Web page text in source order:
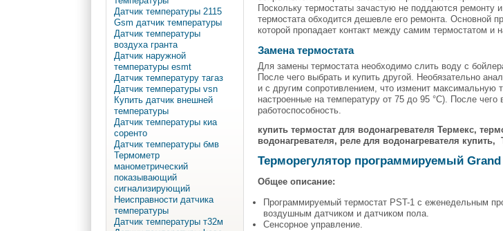
Датчик температуры 2115
Gsm датчик температуры
Датчик температуры
воздуха гранта
Датчик наружной
температуры esmt
Датчик температуру тагаз
Датчик температуры vsn
Купить датчик внешней
температуры
Датчик температуры киа
соренто
Датчик температуры бмв
Термометр
манометрический
показывающий
сигнализирующий
Неисправности датчика
температуры
Датчик температуры т32м
Поскольку термостаты зачастую не поддаются ремонту
термостата обходится дешевле его ремонта. Основной
которой пропадает контакт между самим термостатом и
Замена термостата
Для замены термостата необходимо слить воду с
После чего выбрать и купить другой. Необязательно
и с другим сопротивлением, что изменит максимальную
настроенные на температуру от 75 до 95 °C). После
работоспособность.
купить термостат для водонагревателя Термекс,
водонагревателя, реле для водонагревателя
Терморегулятор программируемый Grand
Общее описание:
Программируемый термостат PST-1 с еженедельным
воздушным датчиком и датчиком пола.
Сенсорное управление.